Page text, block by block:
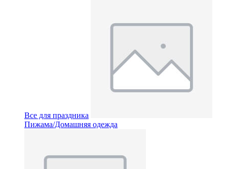
Все для праздника
Пижама/Домашняя одежда